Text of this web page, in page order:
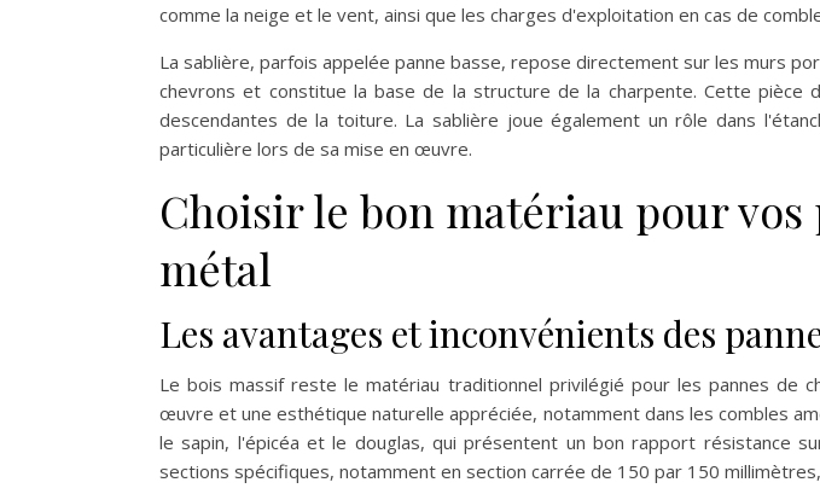
comme la neige et le vent, ainsi que les charges d'exploitation en cas de
La sablière, parfois appelée panne basse, repose directement sur les murs
chevrons et constitue la base de la structure de la charpente. Cette
descendantes de la toiture. La sablière joue également un rôle dans
particulière lors de sa mise en œuvre.
Choisir le bon matériau pour
métal
Les avantages et inconvénients des
Le bois massif reste le matériau traditionnel privilégié pour les pannes de
œuvre et une esthétique naturelle appréciée, notamment dans les combles
le sapin, l'épicéa et le douglas, qui présentent un bon rapport résistance
sections spécifiques, notamment en section carrée de 150 par 150